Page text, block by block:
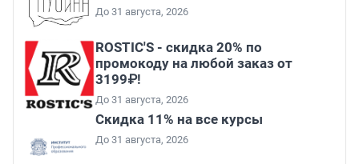
До 31 августа, 2026
ROSTIC'S - скидка 20% по
промокоду на любой заказ от
3199₽!
До 31 августа, 2026
Скидка 11% на все курсы
До 31 августа, 2026